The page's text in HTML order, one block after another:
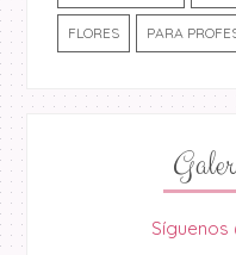
FLORES PARA
Síguenos